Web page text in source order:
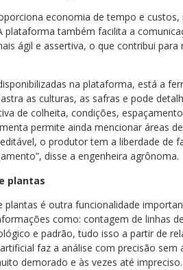
economia de tempo e
plataforma também facilita a
ágil e assertiva, o que contribui
na plataforma, está a
as culturas, as safras e pode
de colheita, condições,
permite ainda mencionar áreas
o produtor tem a liberdade
disse a engenheira agrônoma.
plantas
plantas é outra funcionalidade
como: contagem de linhas
e padrão, tudo isso a partir de
faz a análise com precisão
demorado e às vezes até impreciso.